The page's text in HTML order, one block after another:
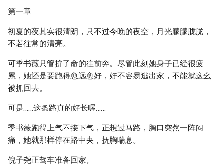
第一章
初夏的夜其实很清朗，只不过今晚的夜空，月光朦朦胧胧，
不若往常的清亮。
可季书薇只管拚了命的往前奔。尽管此刻她身子已经很疲
累，她还是要跑得愈远愈好，好不容易逃出家，不能就这幺
被抓回去。
可是……这条路真的好长喔……
季书薇跑得上气不接下气，正想过马路，胸口突然一阵闷
痛，她就那样停在路中央，抚胸喘息。
倪子尧正驾车准备回家。